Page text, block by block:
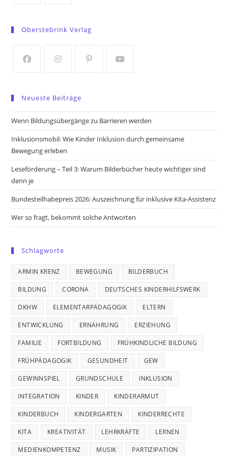
a
tab
tab
Oberstebrink Verlag
a
new
new
a
new
new
Neueste Beiträge
Wenn Bildungsübergänge zu Barrieren werden
Inklusionsmobil: Wie Kinder Inklusion durch gemeinsame
Bewegung erleben
Leseförderung – Teil 3: Warum Bilderbücher heute wichtiger sind
denn je
Bundesteilhabepreis 2026: Auszeichnung für inklusive Kita-Assistenz
Wer so fragt, bekommt solche Antworten
Schlagworte
ARMIN KRENZ BEWEGUNG BILDERBUCH
BILDUNG CORONA DEUTSCHES KINDERHILFSWERK
DKHW ELEMENTARPÄDAGOGIK ELTERN
ENTWICKLUNG ERNÄHRUNG ERZIEHUNG
FAMILIE FORTBILDUNG FRÜHKINDLICHE BILDUNG
FRÜHPÄDAGOGIK GESUNDHEIT GEW
GEWINNSPIEL GRUNDSCHULE INKLUSION
INTEGRATION KINDER KINDERARMUT
KINDERBUCH KINDERGARTEN KINDERRECHTE
KITA KREATIVITÄT LEHRKRÄFTE LERNEN
MEDIENKOMPETENZ MUSIK PARTIZIPATION